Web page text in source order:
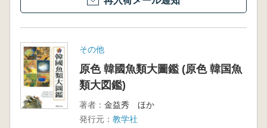
その他
原色 韓國魚類大圖鑑 (原色 韓国魚
類大図鑑)
著者： 金益秀 ほか
発行元： 教学社